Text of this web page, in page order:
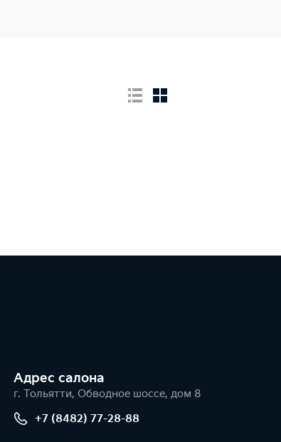
Адрес салонa
г. Тольятти, Обводное шоссе, дом 8
+7 (8482) 77-28-88